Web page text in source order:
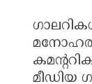
മീഡിയ